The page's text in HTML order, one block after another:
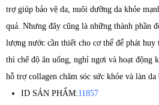
trợ giúp bảo vệ da, nuôi dưỡng da khỏe
quả. Nhưng đây cũng là những thành phần
lượng nước cần thiết cho cơ thể để phát huy
thì chế độ ăn uống, nghỉ ngơi và hoạt động
hỗ trợ collagen chăm sóc sức khỏe và làn da
ID SẢN PHẨM:11857